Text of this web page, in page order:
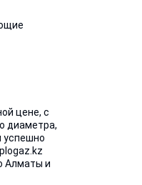
цене, с
диаметра,
успешно
Алматы и